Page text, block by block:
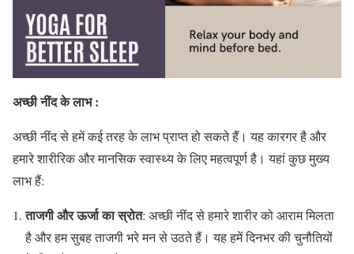
अच्छी नींद के लाभ :
अच्छी नींद से हमें कई तरह के लाभ प्राप्त हो सकते हैं। यह कारगर है और
हमारे शारीरिक और मानसिक स्वास्थ्य के लिए महत्वपूर्ण है। यहां कुछ मुख्य
लाभ हैं:
ताजगी और ऊर्जा का स्रोत: अच्छी नींद से हमारे शारीर को आराम मिलता
है और हम सुबह ताजगी भरे मन से उठते हैं। यह हमें दिनभर की चुनौतियों